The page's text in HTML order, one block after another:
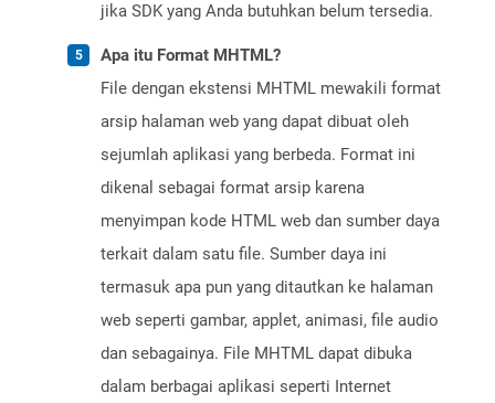
jika SDK yang Anda butuhkan belum tersedia.
Apa itu Format MHTML?
File dengan ekstensi MHTML mewakili format
arsip halaman web yang dapat dibuat oleh
sejumlah aplikasi yang berbeda. Format ini
dikenal sebagai format arsip karena
menyimpan kode HTML web dan sumber daya
terkait dalam satu file. Sumber daya ini
termasuk apa pun yang ditautkan ke halaman
web seperti gambar, applet, animasi, file audio
dan sebagainya. File MHTML dapat dibuka
dalam berbagai aplikasi seperti Internet